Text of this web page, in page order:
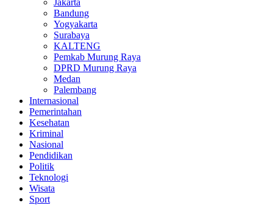
Jakarta
Bandung
Yogyakarta
Surabaya
KALTENG
Pemkab Murung Raya
DPRD Murung Raya
Medan
Palembang
Internasional
Pemerintahan
Kesehatan
Kriminal
Nasional
Pendidikan
Politik
Teknologi
Wisata
Sport